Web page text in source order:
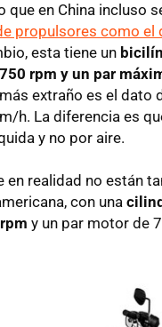
que en China incluso
propulsores como el
esta tiene un
rpm y un par
extraño es el dato
h. La diferencia es
y no por aire.
en realidad no están
con una
y un par motor de